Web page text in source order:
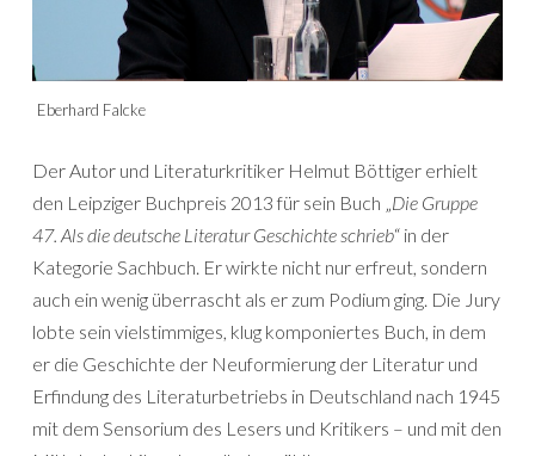
Eberhard Falcke
Der Autor und Literaturkritiker Helmut Böttiger erhielt
den Leipziger Buchpreis 2013 für sein Buch „Die Gruppe
47. Als die deutsche Literatur Geschichte schrieb“ in der
Kategorie Sachbuch. Er wirkte nicht nur erfreut, sondern
auch ein wenig überrascht als er zum Podium ging. Die Jury
lobte sein vielstimmiges, klug komponiertes Buch, in dem
er die Geschichte der Neuformierung der Literatur und
Erfindung des Literaturbetriebs in Deutschland nach 1945
mit dem Sensorium des Lesers und Kritikers – und mit den